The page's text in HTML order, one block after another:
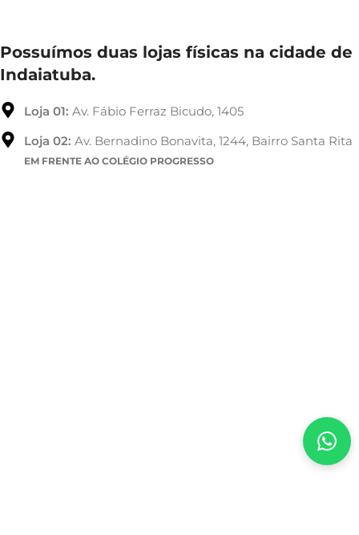
Possuímos duas lojas físicas na cidade de
Indaiatuba.
Loja 01: Av. Fábio Ferraz Bicudo, 1405
Loja 02: Av. Bernadino Bonavita, 1244, Bairro Santa Rita
EM FRENTE AO COLÉGIO PROGRESSO